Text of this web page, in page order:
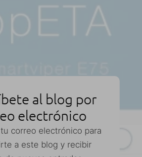
al blog por
electrónico
correo electrónico para
a este blog y recibir